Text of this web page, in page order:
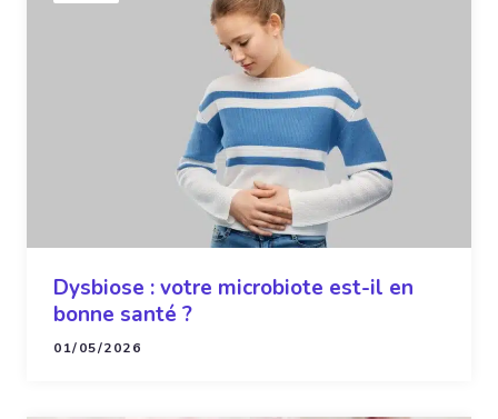
Dysbiose : votre microbiote est-il en
bonne santé ?
01/05/2026